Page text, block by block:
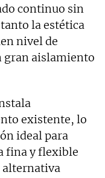
continuo sin
la estética
nivel de
gran aislamiento
existente, lo
ideal para
fina y flexible
alternativa